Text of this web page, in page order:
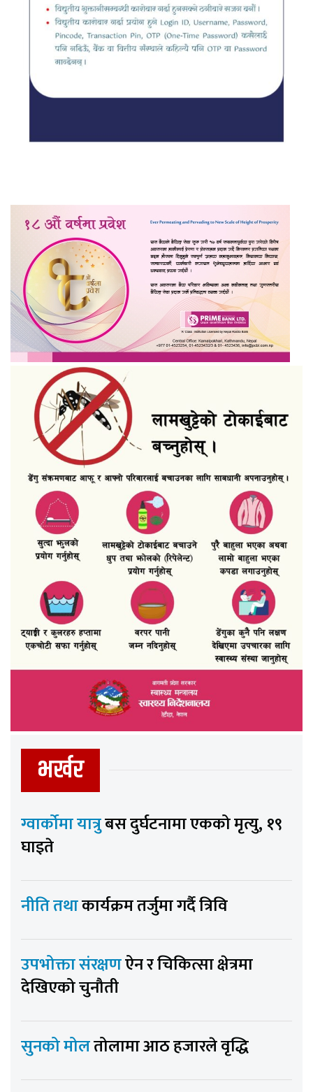
भर्खर
ग्वार्कोमा यात्रुबस दुर्घटनामा एकको मृत्यु, १९
घाइते
नीति तथाकार्यक्रम तर्जुमा गर्दै त्रिवि
उपभोक्ता संरक्षणऐन र चिकित्सा क्षेत्रमा
देखिएको चुनौती
सुनको मोलतोलामा आठ हजारले वृद्धि